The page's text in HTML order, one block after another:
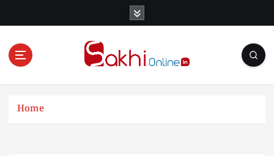
Online News Portal
Home